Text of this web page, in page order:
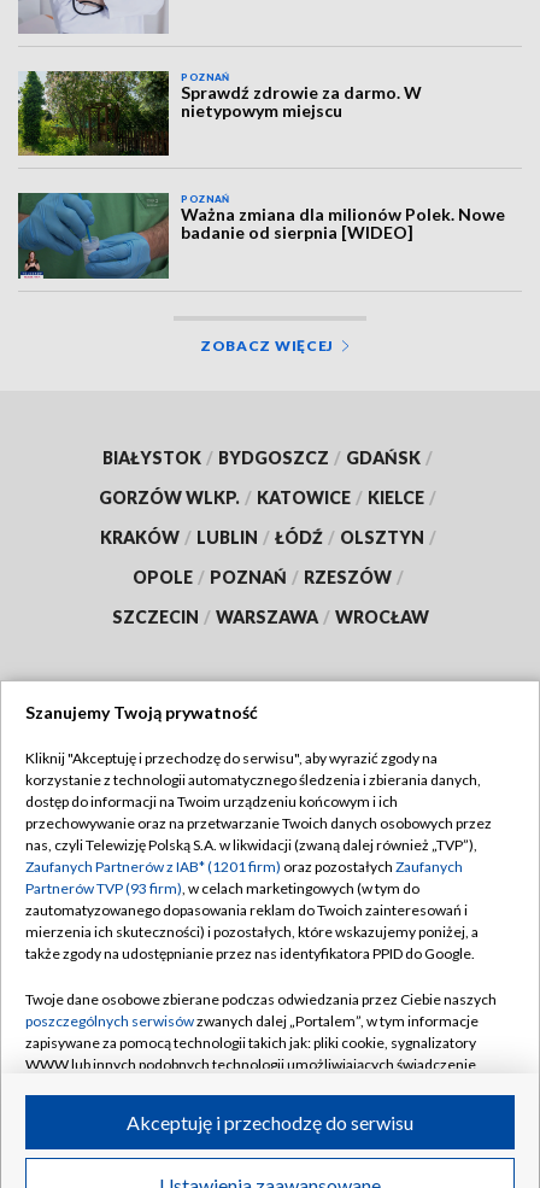
POZNAŃ
Sprawdź zdrowie za darmo. W
nietypowym miejscu
POZNAŃ
Ważna zmiana dla milionów Polek. Nowe
badanie od sierpnia [WIDEO]
ZOBACZ WIĘCEJ
BIAŁYSTOK / BYDGOSZCZ / GDAŃSK /
GORZÓW WLKP. / KATOWICE / KIELCE /
KRAKÓW / LUBLIN / ŁÓDŹ / OLSZTYN /
OPOLE / POZNAŃ / RZESZÓW /
SZCZECIN / WARSZAWA / WROCŁAW
TVP
Abonament TVP
Emisja w TVP
Centrum informacji TVP
Naziemna Telewizja Cyfrowa
Rada Programowa
System NOS
Informacje o nadawcy
Program dla prasy
Regulamin TVP
Polityka prywatności
Moje zgody
Pomoc
Kontakt
Kanały
©2026 Telewizja Polska S.A. w likwidacji
Szanujemy Twoją prywatność
Kliknij "Akceptuję i przechodzę do serwisu", aby wyrazić zgody na
korzystanie z technologii automatycznego śledzenia i zbierania danych,
dostęp do informacji na Twoim urządzeniu końcowym i ich
przechowywanie oraz na przetwarzanie Twoich danych osobowych przez
nas, czyli Telewizję Polską S.A. w likwidacji (zwaną dalej również „TVP”),
Zaufanych Partnerów z IAB* (1201 firm) oraz pozostałych Zaufanych
Partnerów TVP (93 firm), w celach marketingowych (w tym do
zautomatyzowanego dopasowania reklam do Twoich zainteresowań i
mierzenia ich skuteczności) i pozostałych, które wskazujemy poniżej, a
także zgody na udostępnianie przez nas identyfikatora PPID do Google.
Twoje dane osobowe zbierane podczas odwiedzania przez Ciebie naszych
poszczególnych serwisówzwanych dalej „Portalem”, w tym informacje
zapisywane za pomocą technologii takich jak: pliki cookie, sygnalizatory
WWW lub innych podobnych technologii umożliwiających świadczenie
ruchu w Internecie.
Twoje dane osobowe zbierane podczas odwiedzania przez Ciebie
Akceptuję i przechodzę do serwisu